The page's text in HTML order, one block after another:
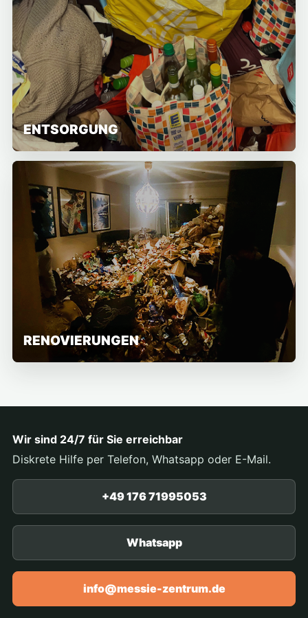
ENTSORGUNG
RENOVIERUNGEN
Wir sind 24/7 für Sie erreichbar
Diskrete Hilfe per Telefon, Whatsapp oder E-Mail.
+49 176 71995053
Whatsapp
info@messie-zentrum.de